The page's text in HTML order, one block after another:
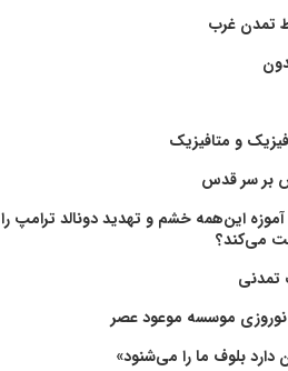
تمدن غرب
و متافیزیک
بر سر قدس
آموزه این‌همه خشم و تهدید دونالد ترامپ را
می‌کند؟
نوروزی موسسه موعود عصر
دارد بلوف ما را می‌شنود»